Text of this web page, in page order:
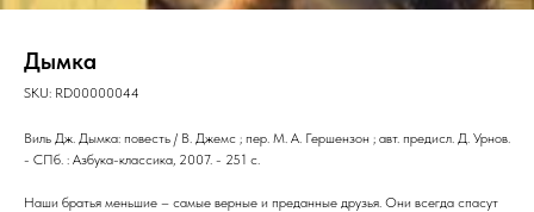
Дымка
SKU: RD00000044
Виль Дж. Дымка: повесть / В. Джемс ; пер. М. А. Гершензон ; авт. предисл. Д. Урнов.
- СПб. : Азбука-классика, 2007. - 251 с.
Наши братья меньшие – самые верные и преданные друзья. Они всегда спасут